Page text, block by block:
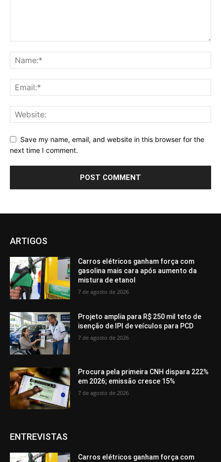
Save my name, email, and website in this browser for the
next time I comment.
ARTIGOS
Carros elétricos ganham força com
gasolina mais cara após aumento da
mistura de etanol
7 de agosto de 2026
Projeto amplia para R$ 250 mil teto de
isenção de IPI de veículos para PCD
7 de agosto de 2026
Procura pela primeira CNH dispara 222%
em 2026; emissão cresce 15%
7 de agosto de 2026
ENTREVISTAS
Carros elétricos ganham força com